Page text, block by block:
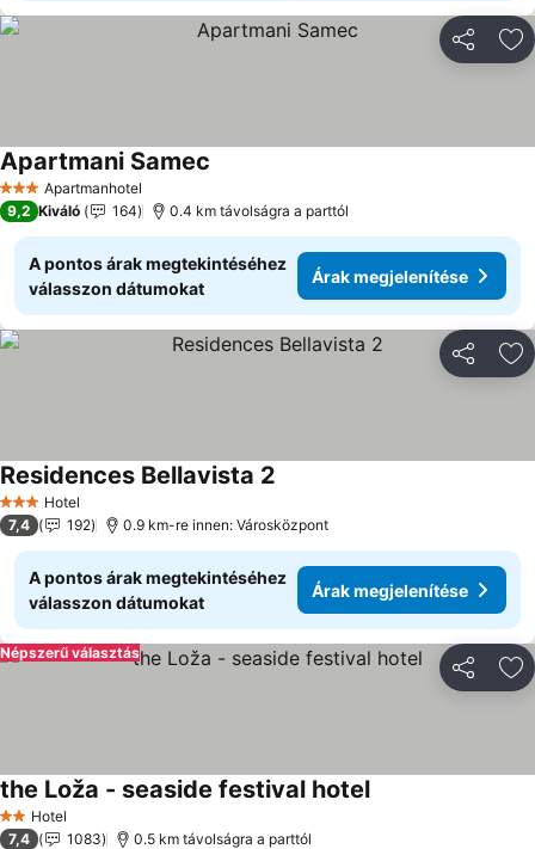
3 KategóriaApartmanhotel
Apartmani Samec
9,2 Kiváló 164 0.4 km távolságra a parttól
A pontos árak megtekintéséhez
válasszon dátumokat
Árak megjelenítése
3 Kategória
Hotel
Residences Bellavista 2
7,4 192 0.9 km-re innen: Városközpont
A pontos árak megtekintéséhez
válasszon dátumokat
Árak megjelenítése
Népszerű választás
2 Kategória
Hotel
the Loža - seaside festival hotelÁrak
7,4 1083 0.5 km távolságra a parttól